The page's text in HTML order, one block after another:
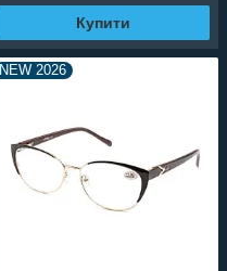
Купити
NEW 2026